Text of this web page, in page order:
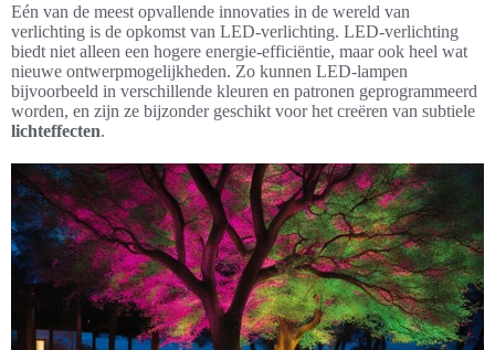
Eén van de meest opvallende innovaties in de wereld van
verlichting is de opkomst van LED-verlichting. LED-verlichting
biedt niet alleen een hogere energie-efficiëntie, maar ook heel wat
nieuwe ontwerpmogelijkheden. Zo kunnen LED-lampen
bijvoorbeeld in verschillende kleuren en patronen geprogrammeerd
worden, en zijn ze bijzonder geschikt voor het creëren van subtiele
lichteffecten.